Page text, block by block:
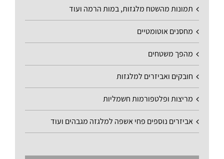
תמונות מהשטח מלגזות, במות הרמה ועוד
מחסנים אוטומטיים
מהפך משטחים
חובקים ואביזרים למלגזות
מריצות ופלטפורמות חשמליות
אביזרים נוספים פחי אשפה למלגזה מגבהים ועוד